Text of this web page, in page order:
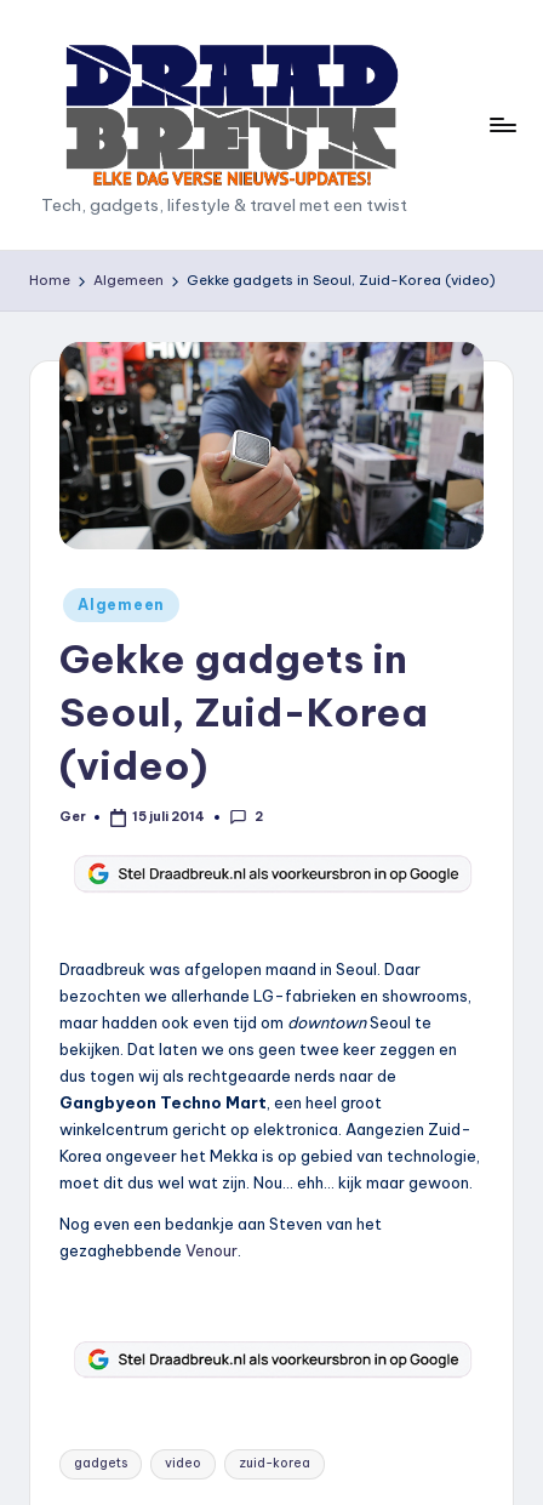
D
r
a
d
Tech, gadgets, lifestyle & travel met een twist
Home Algemeen Gekke gadgets in Seoul, Zuid-Korea (video)
Geplaatst
in
Algemeen
Gekke gadgets in
Seoul, Zuid-Korea
(video)
Geplaatst
Ger 15 juli 2014 2
Draadbreuk was afgelopen maand in Seoul. Daar
bezochten we allerhande LG-fabrieken en showrooms,
maar hadden ook even tijd om downtownSeoul te
bekijken. Dat laten we ons geen twee keer zeggen en
dus togen wij als rechtgeaarde nerds naar de
Gangbyeon Techno Mart , een heel groot
winkelcentrum gericht op elektronica. Aangezien Zuid-
Korea ongeveer het Mekka is op gebied van technologie,
moet dit dus wel wat zijn. Nou… ehh… kijk maar gewoon.
Nog even een bedankje aan Steven van het
gezaghebbende Venour
Tags:
gadgets video zuid-korea